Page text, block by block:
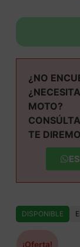
¿NO
MOTO?
TE
DISPONIBLE
¡Oferta!